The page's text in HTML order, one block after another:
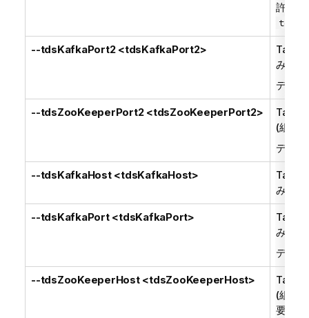
許可
--tdsKafkaPort2 <tdsKafkaPort2>
み
デフ
--tdsZooKeeperPort2 <tdsZooKeeperPort2>
(組み
デフ
--tdsKafkaHost <tdsKafkaHost>
み
--tdsKafkaPort <tdsKafkaPort>
み
デフ
--tdsZooKeeperHost <tdsZooKeeperHost>
(組み
要)。